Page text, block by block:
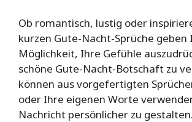
Ob romantisch, lustig oder
kurzen Gute-Nacht-Sprüche geben
Möglichkeit, Ihre Gefühle
schöne Gute-Nacht-Botschaft zu
können aus vorgefertigten
oder Ihre eigenen Worte
Nachricht persönlicher zu gestalten.